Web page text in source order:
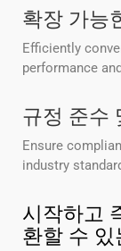
확장 가능
Efficiently
performance
규정 준수
Ensure
industry
시작하고
환할 수 있